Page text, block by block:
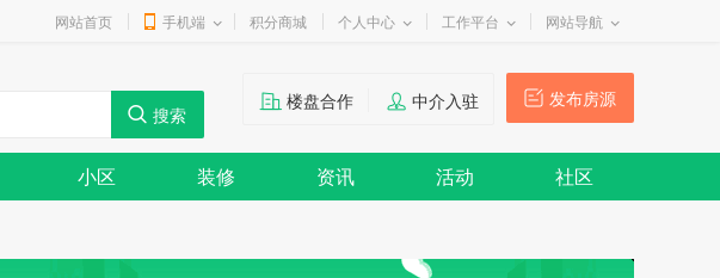
网站首页 手机端 积分商城 个人中心 工作平台 网站导航
发布房源
楼盘合作 中介入驻
小区 装修 资讯 活动 社区